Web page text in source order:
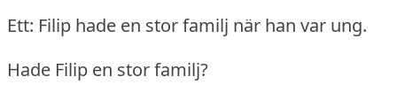
Ett: Filip hade en stor familj när han var ung.
Hade Filip en stor familj?